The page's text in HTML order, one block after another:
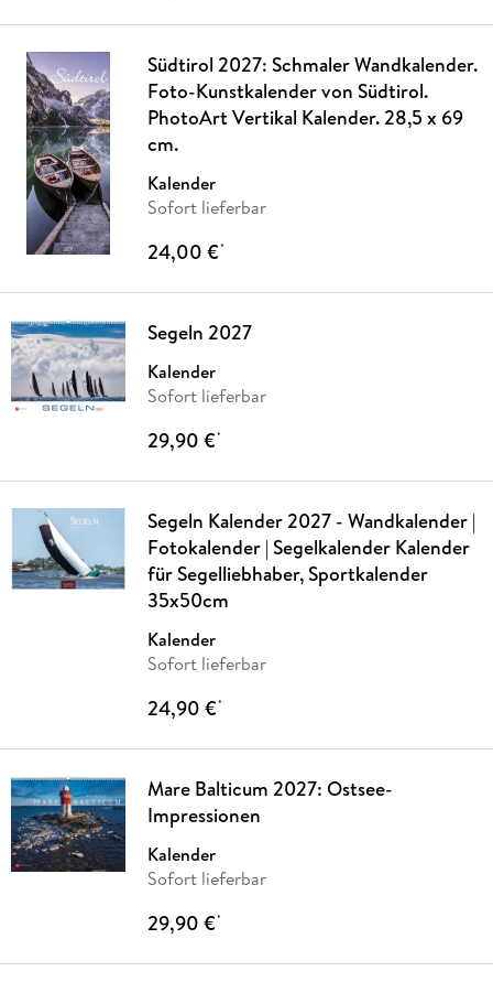
Südtirol 2027: Schmaler Wandkalender.
Foto-Kunstkalender von Südtirol.
PhotoArt Vertikal Kalender. 28,5 x 69
cm.
Kalender
Sofort lieferbar
24,00 €*
Segeln 2027
Kalender
Sofort lieferbar
29,90 €*
Segeln Kalender 2027 - Wandkalender |
Fotokalender | Segelkalender Kalender
für Segelliebhaber, Sportkalender
35x50cm
Kalender
Sofort lieferbar
24,90 €*
Mare Balticum 2027: Ostsee-
Impressionen
Kalender
Sofort lieferbar
29,90 €*